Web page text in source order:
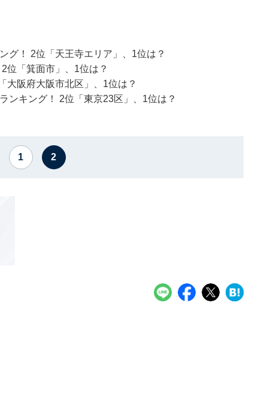
グ！ 2位「天王寺エリア」、1位は？
位「箕面市」、1位は？
大阪府大阪市北区」、1位は？
ンキング！ 2位「東京23区」、1位は？
1 2